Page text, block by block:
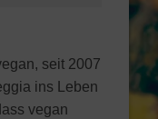
seit 2007
ins Leben
vegan